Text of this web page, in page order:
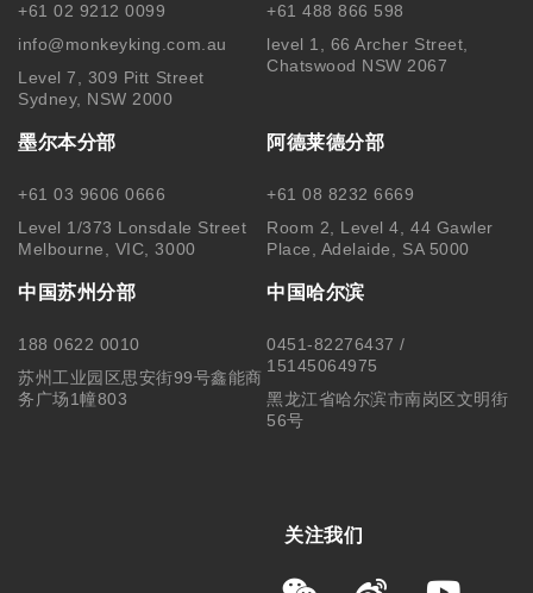
+61 02 9212 0099
info@monkeyking.com.au
Level 7, 309 Pitt Street
Sydney, NSW 2000
+61 488 866 598
level 1, 66 Archer Street,
Chatswood NSW 2067
墨尔本分部
+61 03 9606 0666
Level 1/373 Lonsdale Street
Melbourne, VIC, 3000
阿德莱德分部
+61 08 8232 6669
Room 2, Level 4, 44 Gawler
Place, Adelaide, SA 5000
中国苏州分部
188 0622 0010
苏州工业园区思安街99号鑫能商
务广场1幢803
中国哈尔滨
0451-82276437 /
15145064975
黑龙江省哈尔滨市南岗区文明街
56号
关注我们